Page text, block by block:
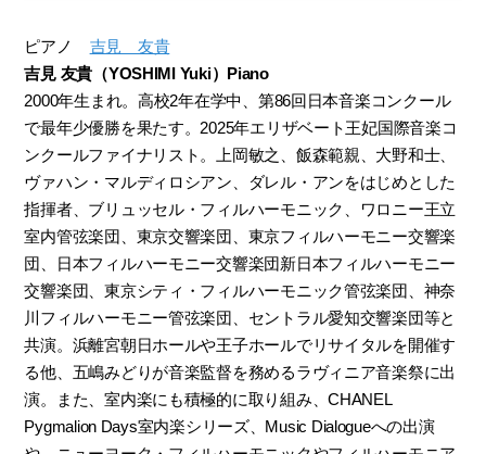
ピアノ
吉見 友貴
吉見 友貴（YOSHIMI Yuki）Piano
2000年生まれ。高校2年在学中、第86回日本音楽コンクール
で最年少優勝を果たす。2025年エリザベート王妃国際音楽コ
ンクールファイナリスト。上岡敏之、飯森範親、大野和士、
ヴァハン・マルディロシアン、ダレル・アンをはじめとした
指揮者、ブリュッセル・フィルハーモニック、ワロニー王立
室内管弦楽団、東京交響楽団、東京フィルハーモニー交響楽
団、日本フィルハーモニー交響楽団新日本フィルハーモニー
交響楽団、東京シティ・フィルハーモニック管弦楽団、神奈
川フィルハーモニー管弦楽団、セントラル愛知交響楽団等と
共演。浜離宮朝日ホールや王子ホールでリサイタルを開催す
る他、五嶋みどりが音楽監督を務めるラヴィニア音楽祭に出
演。また、室内楽にも積極的に取り組み、CHANEL
Pygmalion Days室内楽シリーズ、Music Dialogueへの出演